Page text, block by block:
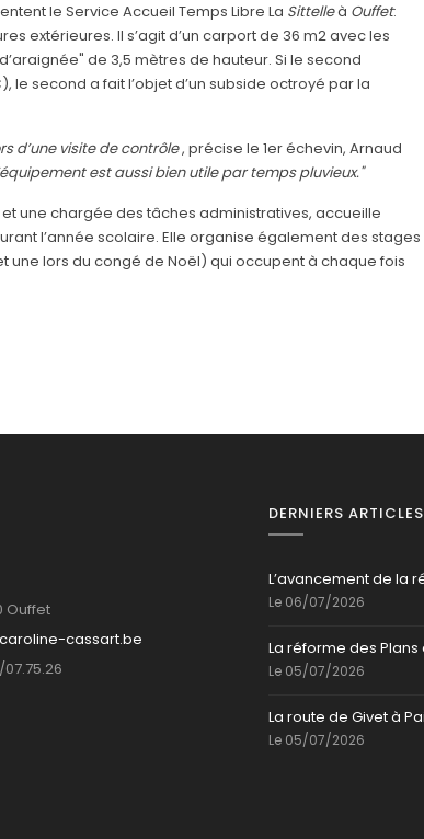
le Service Accueil Temps Libre La Sittelleà Ouffet:
extérieures. Il s’agit d’un carport de 36 m2 avec les
de 3,5 mètres de hauteur. Si le second
second a fait l’objet d’un subside octroyé par la
d’une visite de contrôle, précise le 1er échevin, Arnaud
est aussi bien utile par temps pluvieux."
une chargée des tâches administratives, accueille
l’année scolaire. Elle organise également des stages
lors du congé de Noël) qui occupent à chaque fois
Ouffet
cassart.be
DERNIERS ARTICLES
L’avancement de la
Le 06/07/2026
La réforme des
Le 05/07/2026
La route de Givet à
Le 05/07/2026